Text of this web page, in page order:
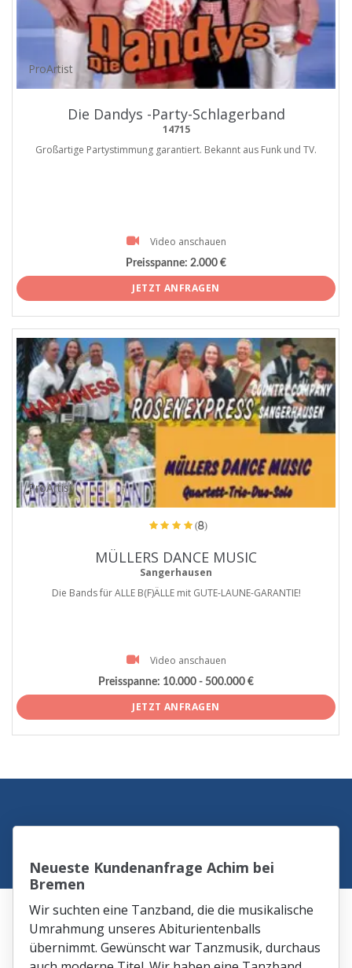
ProArtist
Die Dandys -Party-Schlagerband
14715
Großartige Partystimmung garantiert. Bekannt aus Funk und TV.
Video anschauen
Preisspanne: 2.000 €
JETZT ANFRAGEN
ProArtist
(8)
MÜLLERS DANCE MUSIC
Sangerhausen
Die Bands für ALLE B(F)ÄLLE mit GUTE-LAUNE-GARANTIE!
Video anschauen
Preisspanne: 10.000 - 500.000 €
JETZT ANFRAGEN
Neueste Kundenanfrage Achim bei
Bremen
Wir suchten eine Tanzband, die die musikalische
Umrahmung unseres Abiturientenballs
übernimmt. Gewünscht war Tanzmusik, durchaus